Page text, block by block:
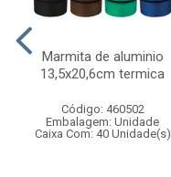
Marmita de aluminio
13,5x20,6cm termica
Código: 460502
Embalagem: Unidade
Caixa Com: 40 Unidade(s)